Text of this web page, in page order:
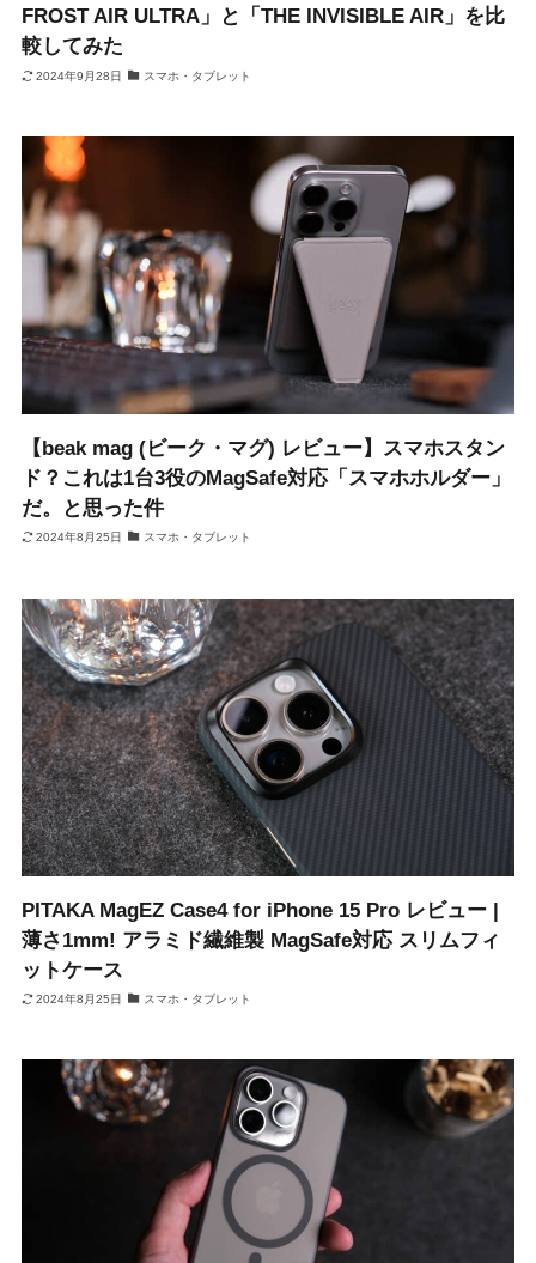
FROST AIR ULTRA」と「THE INVISIBLE AIR」を比
較してみた
2024年9月28日 スマホ・タブレット
【beak mag (ビーク・マグ) レビュー】スマホスタン
ド？これは1台3役のMagSafe対応「スマホホルダー」
だ。と思った件
2024年8月25日 スマホ・タブレット
PITAKA MagEZ Case4 for iPhone 15 Pro レビュー |
薄さ1mm! アラミド繊維製 MagSafe対応 スリムフィ
ットケース
2024年8月25日 スマホ・タブレット